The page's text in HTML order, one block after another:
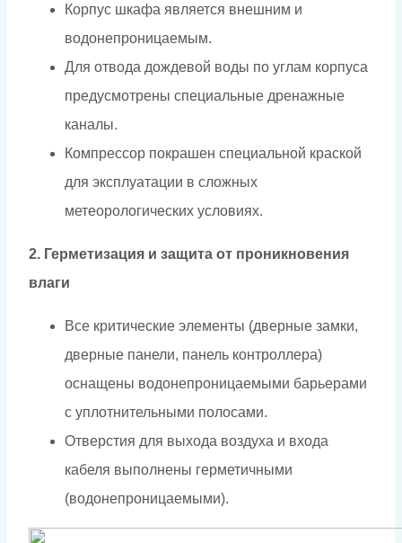
Корпус шкафа является внешним и
водонепроницаемым.
Для отвода дождевой воды по углам корпуса
предусмотрены специальные дренажные
каналы.
Компрессор покрашен специальной краской
для эксплуатации в сложных
метеорологических условиях.
2. Герметизация и защита от проникновения
влаги
Все критические элементы (дверные замки,
дверные панели, панель контроллера)
оснащены водонепроницаемыми барьерами
с уплотнительными полосами.
Отверстия для выхода воздуха и входа
кабеля выполнены герметичными
(водонепроницаемыми).